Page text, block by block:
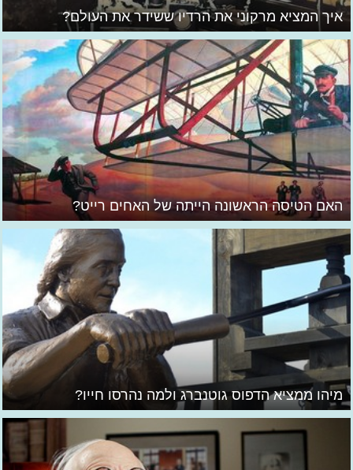
איך המציא מרקוני את הרדיו ששידר את העולם?
האם הטיסה הראשונה הייתה של האחים רייט?
מיהו ממציא הדפוס גוטנברג ולמה נהרסו חייו?